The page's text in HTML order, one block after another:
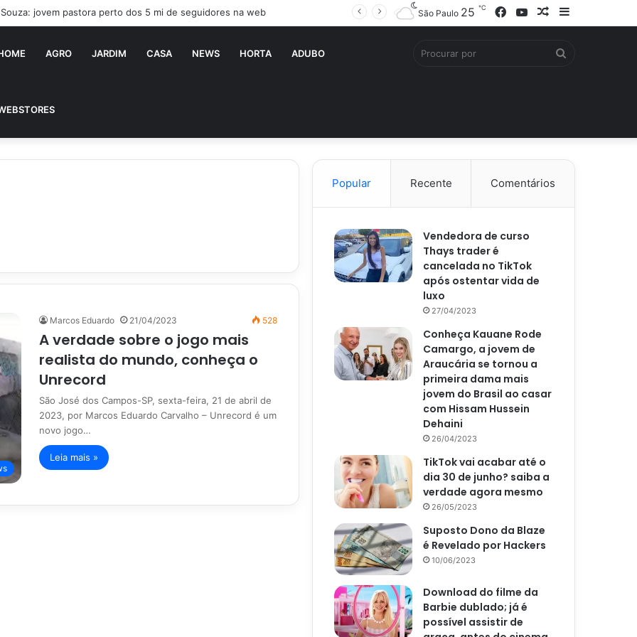
jovem pastora perto dos 5 mi de seguidores na web
Barra
Artigo
YouTube
Facebook
São Paulo 25 ℃
AGRO JARDIM CASA NEWS HORTA ADUBO
Marcos Eduardo 21/04/2023 528
A verdade sobre o jogo mais
realista do mundo, conheça o
Unrecord
São José dos Campos-SP, sexta-feira, 21 de abril de
2023, por Marcos Eduardo Carvalho – Unrecord é um
novo jogo…
Leia mais »
Popular Recente Comentários
Vendedora de curso
Thays trader é
cancelada no TikTok
após ostentar vida de
luxo
27/04/2023
Conheça Kauane Rode
Camargo, a jovem de
Araucária se tornou a
primeira dama mais
jovem do Brasil ao casar
com Hissam Hussein
Dehaini
26/04/2023
TikTok vai acabar até o
dia 30 de junho? saiba a
verdade agora mesmo
26/05/2023
Suposto Dono da Blaze
é Revelado por Hackers
10/06/2023
Download do filme da
Barbie dublado; já é
possível assistir de